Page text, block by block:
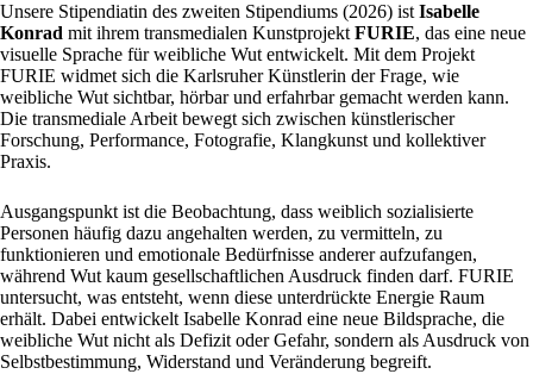
Unsere Stipendiatin des zweiten Stipendiums (2026) ist Isabelle
Konrad mit ihrem transmedialen Kunstprojekt FURIE, das eine neue
visuelle Sprache für weibliche Wut entwickelt. Mit dem Projekt
FURIE widmet sich die Karlsruher Künstlerin der Frage, wie
weibliche Wut sichtbar, hörbar und erfahrbar gemacht werden kann.
Die transmediale Arbeit bewegt sich zwischen künstlerischer
Forschung, Performance, Fotografie, Klangkunst und kollektiver
Praxis.
Ausgangspunkt ist die Beobachtung, dass weiblich sozialisierte
Personen häufig dazu angehalten werden, zu vermitteln, zu
funktionieren und emotionale Bedürfnisse anderer aufzufangen,
während Wut kaum gesellschaftlichen Ausdruck finden darf. FURIE
untersucht, was entsteht, wenn diese unterdrückte Energie Raum
erhält. Dabei entwickelt Isabelle Konrad eine neue Bildsprache, die
weibliche Wut nicht als Defizit oder Gefahr, sondern als Ausdruck von
Selbstbestimmung, Widerstand und Veränderung begreift.